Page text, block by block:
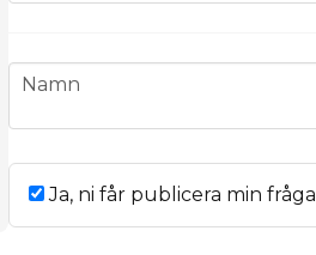
name
Namn
Ja, ni får publicera min fråga